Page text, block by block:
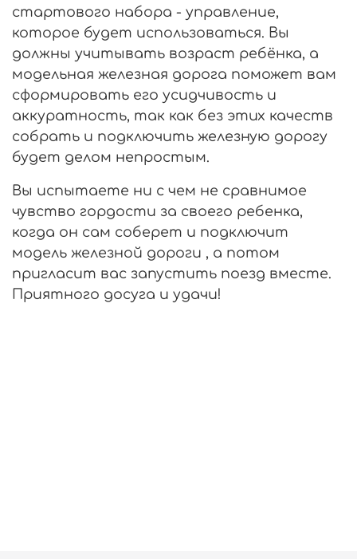
стартового набора - управление,
которое будет использоваться. Вы
должны учитывать возраст ребёнка, а
модельная железная дорога поможет вам
сформировать его усидчивость и
аккуратность, так как без этих качеств
собрать и подключить железную дорогу
будет делом непростым.
Вы испытаете ни с чем не сравнимое
чувство гордости за своего ребенка,
когда он сам соберет и подключит
модель железной дороги , а потом
пригласит вас запустить поезд вместе.
Приятного досуга и удачи!